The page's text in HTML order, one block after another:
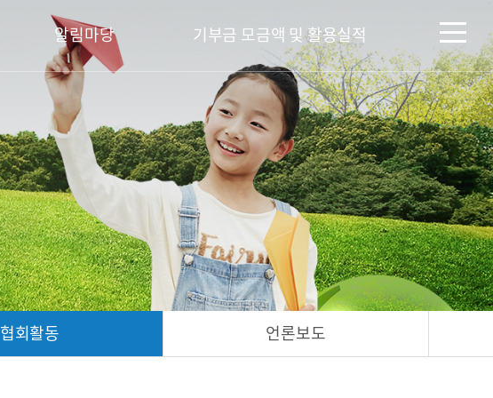
알림마당 기부금 모금액 및 활용실적
협회활동 언론보도